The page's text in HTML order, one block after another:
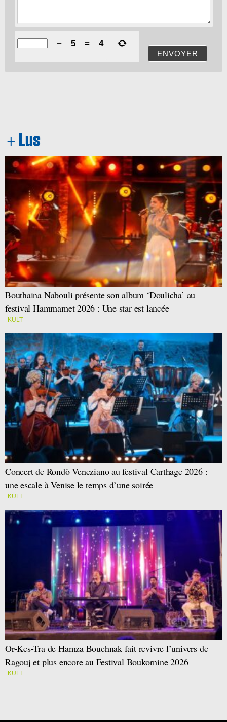
ENVOYER
− 5 = 4
Bouthaina Nabouli présente son album ‘Doulicha’ au
festival Hammamet 2026 : Une star est lancée
KULT
Concert de Rondò Veneziano au festival Carthage 2026 :
une escale à Venise le temps d’une soirée
KULT
Or-Kes-Tra de Hamza Bouchnak fait revivre l’univers de
Ragouj et plus encore au Festival Boukornine 2026
KULT